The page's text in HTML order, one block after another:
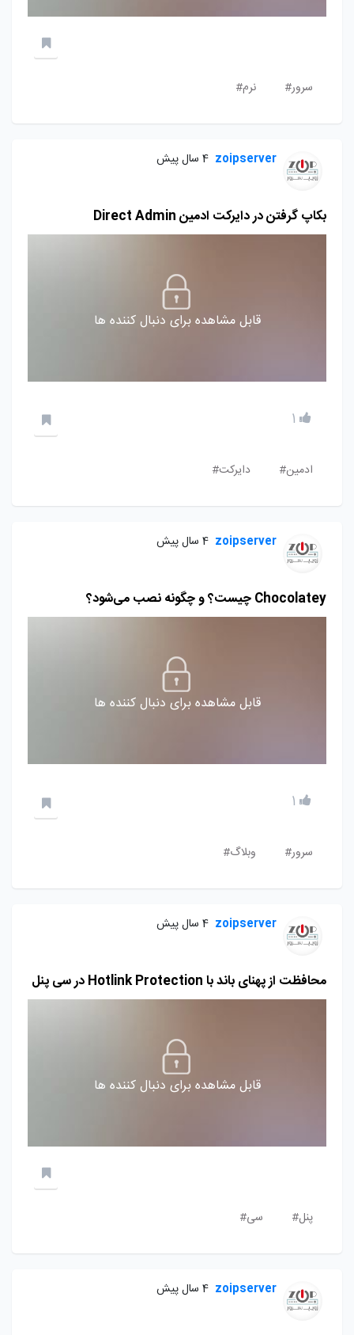
سرور# نرم#
zoipserver 4 سال پیش
بکاپ گرفتن در دایرکت ادمین Direct Admin
قابل مشاهده برای دنبال کننده ها
1
ادمین# دایرکت#
zoipserver 4 سال پیش
Chocolatey چیست؟ و چگونه نصب می‌شود؟
قابل مشاهده برای دنبال کننده ها
1
سرور# وبلاگ#
zoipserver 4 سال پیش
محافظت از پهنای باند با Hotlink Protection در سی پنل
قابل مشاهده برای دنبال کننده ها
پنل# سی#
zoipserver 4 سال پیش